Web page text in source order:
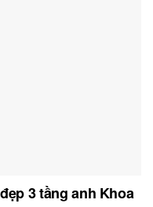
3 tầng anh Khoa